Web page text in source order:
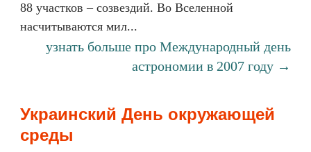
88 участков – созвездий. Во Вселенной
насчитываются мил...
узнать больше про Международный день
астрономии в 2007 году →
Украинский День окружающей
среды